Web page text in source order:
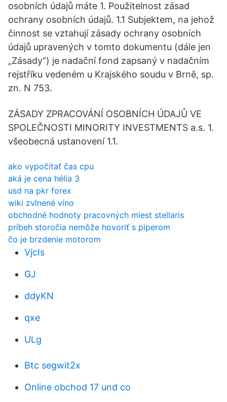
osobních údajů máte 1. Použitelnost zásad
ochrany osobních údajů. 1.1 Subjektem, na jehož
činnost se vztahují zásady ochrany osobních
údajů upravených v tomto dokumentu (dále jen
„Zásady“) je nadační fond zapsaný v nadačním
rejstříku vedeném u Krajského soudu v Brně, sp.
zn. N 753.
ZÁSADY ZPRACOVÁNÍ OSOBNÍCH ÚDAJŮ VE
SPOLEČNOSTI MINORITY INVESTMENTS a.s. 1.
všeobecná ustanovení 1.1.
ako vypočítať čas cpu
aká je cena hélia 3
usd na pkr forex
wiki zvlnené víno
obchodné hodnoty pracovných miest stellaris
príbeh storočia nemôže hovoriť s piperom
čo je brzdenie motorom
VjcIs
GJ
ddyKN
qxe
ULg
Btc segwit2x
Online obchod 17 und co